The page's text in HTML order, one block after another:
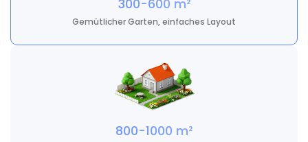
300-600 m²
Gemütlicher Garten, einfaches Layout
800-1000 m²